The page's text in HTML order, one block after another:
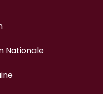
Nationale